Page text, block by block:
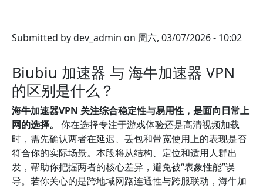
Submitted bydev_admin on 周六, 03/07/2026 - 10:02
Biubiu 加速器 与 海牛加速器 VPN
的区别是什么？
海牛加速器VPN 关注综合稳定性与易用性，是面向日常上
网的选择。
你在选择专注于游戏体验还是高清视频加载
时，需先确认两者在延迟、丢包和带宽使用上的表现是否
符合你的实际场景。本段将从结构、定位和适用人群出
发，帮助你把握两者的核心差异，避免被“表象性能”误
导。若你关心的是跨地域网路连通性与跨服联动，海牛加